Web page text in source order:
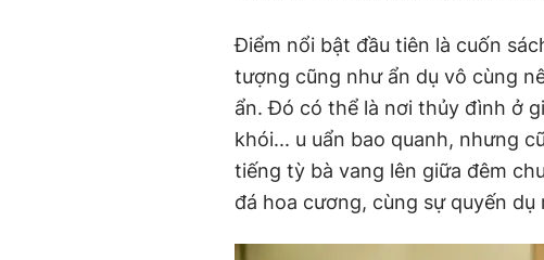
Điểm nổi bật đầu tiên là cuốn
tượng cũng như ẩn dụ vô cùng
ẩn. Đó có thể là nơi thủy đình ở
khói... u uẩn bao quanh, nhưng
tiếng tỳ bà vang lên giữa đêm
đá hoa cương, cùng sự quyến